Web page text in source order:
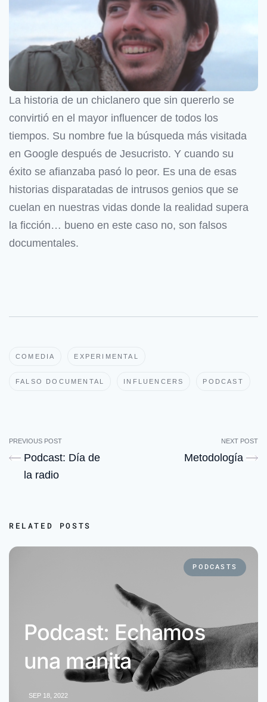
La historia de un chiclanero que sin quererlo se
convirtió en el mayor influencer de todos los
tiempos. Su nombre fue la búsqueda más visitada
en Google después de Jesucristo. Y cuando su
éxito se afianzaba pasó lo peor. Es una de esas
historias disparatadas de intrusos genios que se
cuelan en nuestras vidas donde la realidad supera
la ficción… bueno en este caso no, son falsos
documentales.
COMEDIA EXPERIMENTAL
FALSO DOCUMENTAL INFLUENCERS PODCAST
PREVIOUS POST
Podcast: Día de
la radio
NEXT POST
Metodología
RELATED POSTS
PODCASTS
Podcast: Echamos
una manita
SEP 18, 2022